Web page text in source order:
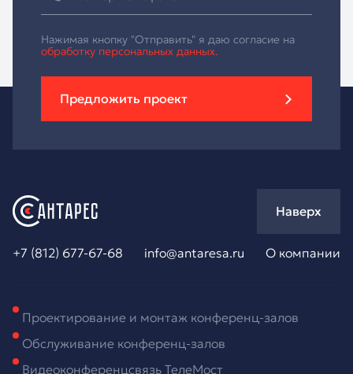
Нажимая кнопку "Отправить" я даю согласие на
обработку персональных данных.
Предложить проект
+7 (812) 677-67-68 info@antaresa.ru О компании
Наверх
Проектирование и монтаж конференц-залов
Обслуживание конференц-залов
Видеоконференцсвязь ТелеМост